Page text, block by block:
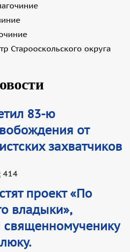
Старооскольского округа
83-ю
от
захватчиков
414
проект «По
владыки»,